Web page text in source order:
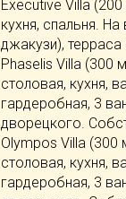
Executive Villa
кухня, спальня.
джакузи),
Phaselis Villa (300
столовая, кухня,
гардеробная, 3
дворецкого.
Olympos Villa (300
столовая, кухня,
гардеробная, 3